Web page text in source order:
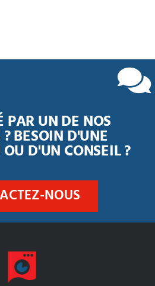
PAR UN DE NOS
BESOIN D'UNE
D'UN CONSEIL ?
NOUS